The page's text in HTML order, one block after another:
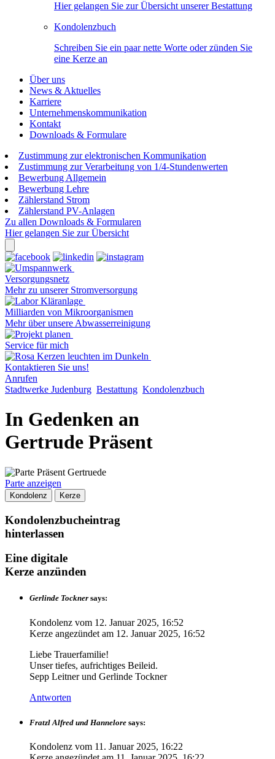
Hier gelangen Sie zur Übersicht unserer Bestattung
Kondolenzbuch
Schreiben Sie ein paar nette Worte oder zünden Sie
eine Kerze an
Über uns
News & Aktuelles
Karriere
Unternehmenskommunikation
Kontakt
Downloads & Formulare
Zustimmung zur elektronischen Kommunikation
Zustimmung zur Verarbeitung von 1/4-Stundenwerten
Bewerbung Allgemein
Bewerbung Lehre
Zählerstand Strom
Zählerstand PV-Anlagen
Zu allen Downloads & Formularen
Hier gelangen Sie zur Übersicht
Versorgungsnetz
Mehr zu unserer Stromversorgung
Milliarden von Mikroorganismen
Mehr über unsere Abwasserreinigung
Service für mich
Kontaktieren Sie uns!
Anrufen
Stadtwerke Judenburg Bestattung Kondolenzbuch
In Gedenken an
Gertrude Präsent
Parte anzeigen
Kondolenz Kerze
Kondolenzbucheintrag
hinterlassen
Eine digitale
Kerze anzünden
Gerlinde Tockner says:
Kondolenz vom 12. Januar 2025, 16:52
Kerze angezündet am 12. Januar 2025, 16:52
Liebe Trauerfamilie!
Unser tiefes, aufrichtiges Beileid.
Sepp Leitner und Gerlinde Tockner
Antworten
Fratzl Alfred und Hannelore says:
Kondolenz vom 11. Januar 2025, 16:22